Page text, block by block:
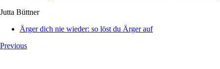
Jutta Büttner
Ärger dich nie wieder: so löst du Ärger auf
Previous